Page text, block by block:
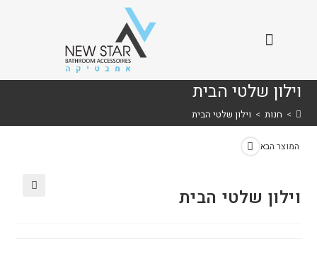
וילון שלטי הבית
> חנות > וילון שלטי הבית
המוצר הבא
וילון שלטי הבית